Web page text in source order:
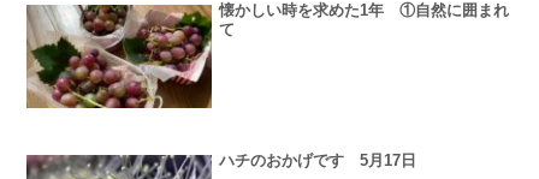
懐かしい時を求めた1年 ①自然に囲まれ
て
ハチのおかげです 5月17日